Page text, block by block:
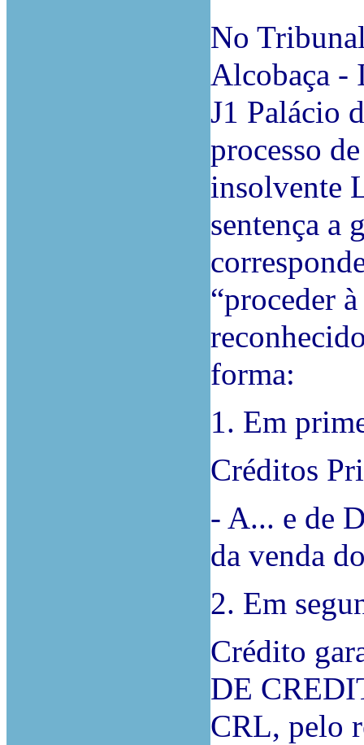
No
Alcobaça -
J1 Palácio
processo
insolvente
sentença a
“proceder
forma:
1. Em
Créditos
- A... e de
da venda
2. Em
Crédito
DE
CRL, pelo